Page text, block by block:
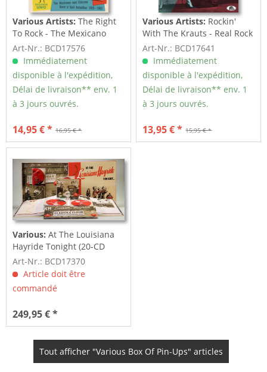
Various Artists:The Right
To Rock - The Mexicano
And Chicano...
Art-Nr.: BCD17576
Immédiatement
disponible à l'expédition,
Délai de livraison** env. 1
à 3 jours ouvrés.
16,95 € *
14,95 € *
Various Artists: Rockin'
With The Krauts - Real Rock
'n' Roll...
Art-Nr.: BCD17641
Immédiatement
disponible à l'expédition,
Délai de livraison** env. 1
à 3 jours ouvrés.
15,95 € *
13,95 € *
Various:At The Louisiana
Hayride Tonight (20-CD
Deluxe...
Art-Nr.: BCD17370
Article doit être
commandé
249,95 € *
Tout afficher "Various Box Of Pin-Ups" articles